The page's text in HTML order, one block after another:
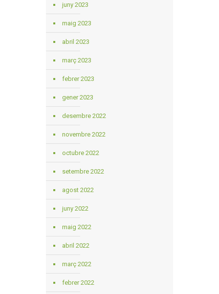
juny 2023
maig 2023
abril 2023
març 2023
febrer 2023
gener 2023
desembre 2022
novembre 2022
octubre 2022
setembre 2022
agost 2022
juny 2022
maig 2022
abril 2022
març 2022
febrer 2022